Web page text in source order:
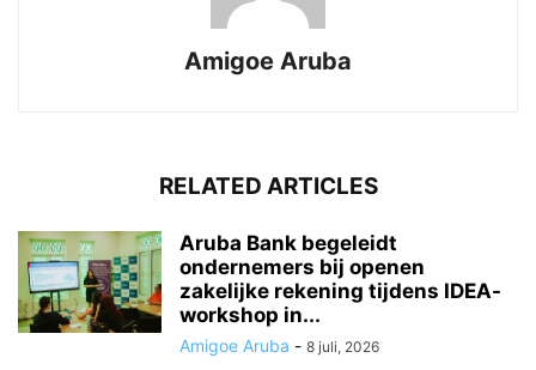
Amigoe Aruba
RELATED ARTICLES
Aruba Bank begeleidt
ondernemers bij openen
zakelijke rekening tijdens IDEA-
workshop in...
Amigoe Aruba - 8 juli, 2026